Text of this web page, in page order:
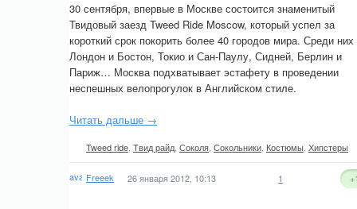
30 сентября, впервые в Москве состоится знаменитый
Твидовый заезд Tweed Ride Moscow, который успел за
короткий срок покорить более 40 городов мира. Среди них
Лондон и Бостон, Токио и Сан-Паулу, Сидней, Берлин и
Париж… Москва подхватывает эстафету в проведении
неспешных велопрогулок в Английском стиле.
Читать дальше →
Tweed ride Твид райд Соколя Сокольники Костюмы Хипстеры
Freeek 26 января 2012, 10:13 1